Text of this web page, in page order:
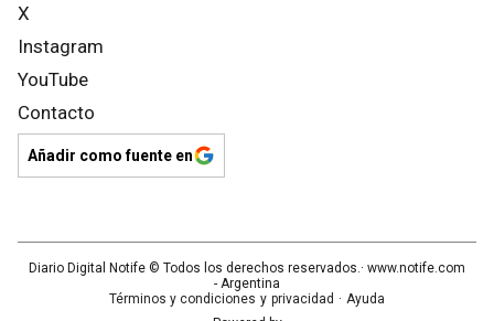
X
Instagram
YouTube
Contacto
Añadir como fuente en
Diario Digital Notife © Todos los derechos reservados.· www.notife.com
- Argentina
Términos y condiciones y privacidad · Ayuda